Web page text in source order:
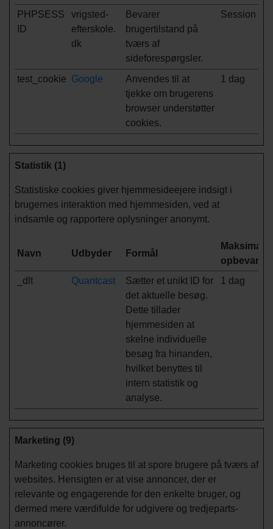
PHPSESS
ID
vrigsted-
efterskole.
dk
Bevarer
brugertilstand på
tværs af
sideforespørgsler.
Session
test_cookie Google
Anvendes til at
tjekke om brugerens
browser understøtter
cookies.
1 dag
Statistik (1)
Statistiske cookies giver hjemmesideejere indsigt i
brugernes interaktion med hjemmesiden, ved at
indsamle og rapportere oplysninger anonymt.
Navn Udbyder Formål
Maksimal
_dlt
Quantcast
Sætter et unikt ID for
det aktuelle besøg.
Dette tillader
hjemmesiden at
skelne individuelle
besøg fra hinanden,
hvilket benyttes til
intern statistik og
analyse.
1 dag
Marketing (9)
Marketing cookies bruges til at spore brugere på tværs af
websites. Hensigten er at vise annoncer, der er
relevante og engagerende for den enkelte bruger, og
dermed mere værdifulde for udgivere og tredjeparts-
annoncører.